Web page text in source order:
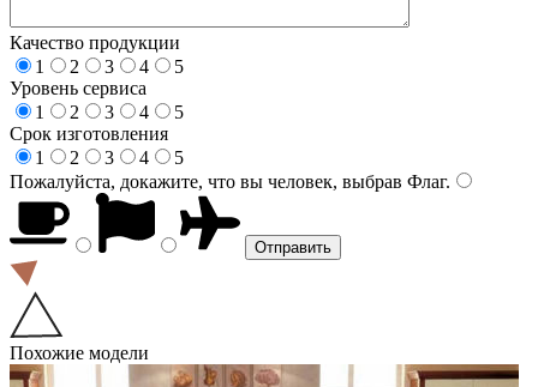
Качество продукции
1
2 3 4
5
Уровень сервиса
1
2 3 4
5
Срок изготовления
1
2 3 4
5
Пожалуйста, докажите, что вы человек, выбрав Флаг.
Похожие модели